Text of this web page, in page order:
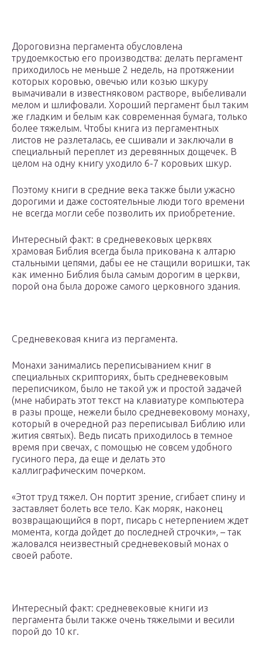
Дороговизна пергамента обусловлена
трудоемкостью его производства: делать пергамент
приходилось не меньше 2 недель, на протяжении
которых коровью, овечью или козью шкуру
вымачивали в известняковом растворе, выбеливали
мелом и шлифовали. Хороший пергамент был таким
же гладким и белым как современная бумага, только
более тяжелым. Чтобы книга из пергаментных
листов не разлеталась, ее сшивали и заключали в
специальный переплет из деревянных дощечек. В
целом на одну книгу уходило 6-7 коровьих шкур.
Поэтому книги в средние века также были ужасно
дорогими и даже состоятельные люди того времени
не всегда могли себе позволить их приобретение.
Интересный факт: в средневековых церквях
храмовая Библия всегда была прикована к алтарю
стальными цепями, дабы ее не стащили воришки, так
как именно Библия была самым дорогим в церкви,
порой она была дороже самого церковного здания.
Средневековая книга из пергамента.
Монахи занимались переписыванием книг в
специальных скрипториях, быть средневековым
переписчиком, было не такой уж и простой задачей
(мне набирать этот текст на клавиатуре компьютера
в разы проще, нежели было средневековому монаху,
который в очередной раз переписывал Библию или
жития святых). Ведь писать приходилось в темное
время при свечах, с помощью не совсем удобного
гусиного пера, да еще и делать это
каллиграфическим почерком.
«Этот труд тяжел. Он портит зрение, сгибает спину и
заставляет болеть все тело. Как моряк, наконец
возвращающийся в порт, писарь с нетерпением ждет
момента, когда дойдет до последней строчки», – так
жаловался неизвестный средневековый монах о
своей работе.
Интересный факт: средневековые книги из
пергамента были также очень тяжелыми и весили
порой до 10 кг.